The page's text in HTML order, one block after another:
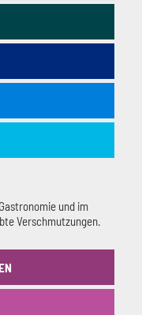
und im
Verschmutzungen.